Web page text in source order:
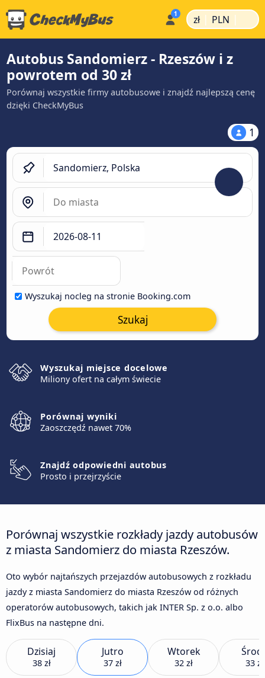
zł | PLN |
Autobus Sandomierz - Rzeszów i z
powrotem od 30 zł
Porównaj wszystkie firmy autobusowe i znajdź najlepszą cenę
dzięki CheckMyBus
1
Wyszukaj nocleg na stronie Booking.com
Szukaj
Wyszukaj miejsce docelowe
Miliony ofert na całym świecie
Porównaj wyniki
Zaoszczędź nawet 70%
Znajdź odpowiedni autobus
Prosto i przejrzyście
Porównaj wszystkie rozkłady jazdy autobusów
z miasta Sandomierz do miasta Rzeszów.
Oto wybór najtańszych przejazdów autobusowych z rozkładu
jazdy z miasta Sandomierz do miasta Rzeszów od różnych
operatorów autobusowych, takich jak INTER Sp. z o.o. albo
FlixBus na następne dni.
Dzisiaj
38 zł
Jutro
37 zł
Wtorek
32 zł 33 zł